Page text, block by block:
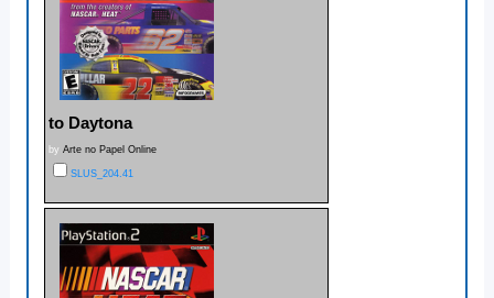
to Daytona
by Arte no Papel Online
SLUS_204.41